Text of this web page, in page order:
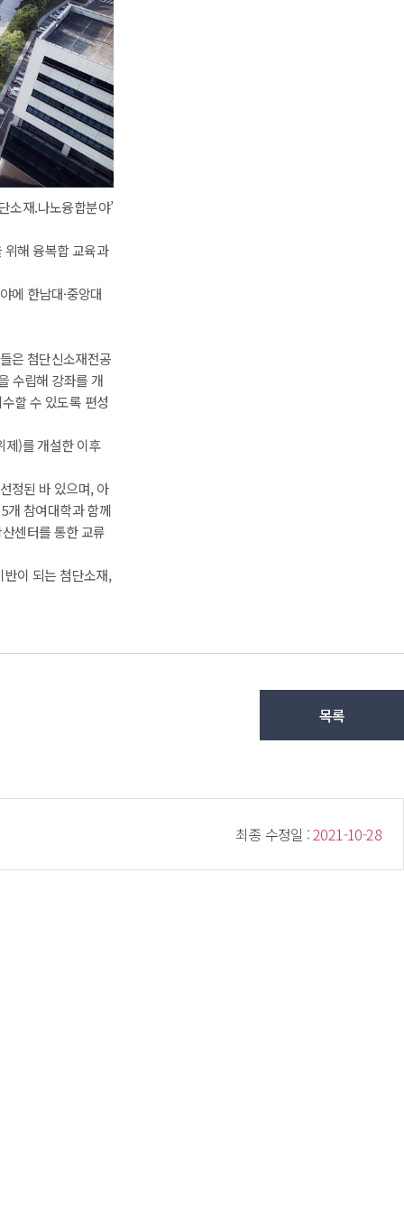
소재.나노융합분야’
해 융복합 교육과
에 한남대·중앙대
은 첨단신소재전공
수립해 강좌를 개
할 수 있도록 편성
제)를 개설한 이후
정된 바 있으며, 아
개 참여대학과 함께
센터를 통한 교류
이 되는 첨단소재,
목록
최종 수정일 : 2021-10-28